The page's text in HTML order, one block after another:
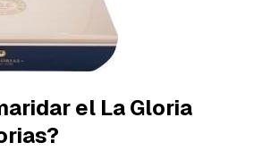
el La Gloria